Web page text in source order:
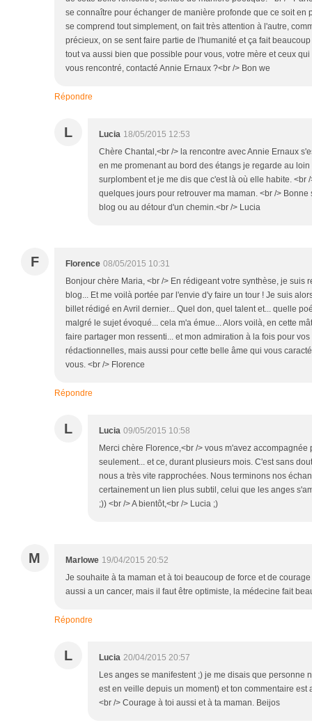
se connaître pour échanger de manière profonde que ce soit en
se comprend tout simplement, on fait très attention à l'autre,
précieux, on se sent faire partie de l'humanité et ça fait
tout va aussi bien que possible pour vous, votre mère et ceux
vous rencontré, contacté Annie Ernaux ?<br /> Bon we
Répondre
L Lucia 18/05/2015 12:53
Chère Chantal,<br /> la rencontre avec Annie Ernaux
en me promenant au bord des étangs je regarde au
surplombent et je me dis que c'est là où elle habite. <br
quelques jours pour retrouver ma maman. <br />
blog ou au détour d'un chemin.<br /> Lucia
F Florence 08/05/2015 10:31
Bonjour chère Maria, <br /> En rédigeant votre synthèse, je suis
blog... Et me voilà portée par l'envie d'y faire un tour ! Je suis
billet rédigé en Avril dernier... Quel don, quel talent et... quelle
malgré le sujet évoqué... cela m'a émue... Alors voilà, en cette
faire partager mon ressenti... et mon admiration à la fois pour
rédactionnelles, mais aussi pour cette belle âme qui vous
vous. <br /> Florence
Répondre
L Lucia 09/05/2015 10:58
Merci chère Florence,<br /> vous m'avez
seulement... et ce, durant plusieurs mois. C'est sans
nous a très vite rapprochées. Nous terminons nos
certainement un lien plus subtil, celui que les anges
;)) <br /> A bientôt,<br /> Lucia ;)
M Marlowe 19/04/2015 20:52
Je souhaite à ta maman et à toi beaucoup de force et de
aussi a un cancer, mais il faut être optimiste, la médecine fait
Répondre
L Lucia 20/04/2015 20:57
Les anges se manifestent ;) je me disais que personne
est en veille depuis un moment) et ton commentaire est
<br /> Courage à toi aussi et à ta maman. Beijos